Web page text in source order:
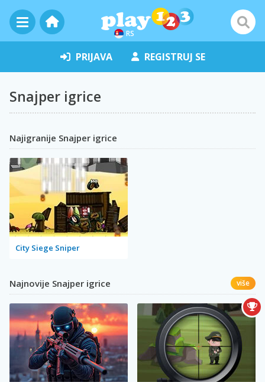
RS
PRIJAVA REGISTRUJ SE
Snajper igrice
Najigranije Snajper igrice
City Siege Sniper
Najnovije Snajper igrice više